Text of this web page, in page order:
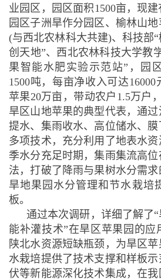
业园区，园区面积1500亩，现
园区子洲旱作分园区、榆林山
(与西北农林科大共建)、科技部
创天地”、西北农林科技大学教
果智能水肥实验示范站”，园
1500吨，每亩净收入可达
苹果20万亩，带动农户1.5万户
旱区山地苹果的典型代表，通
提水、集雨收水、高位储水、
多项技术，充分利用了地表水
季水分充足时期，集雨集流高
法，打破了降雨与果树水分需
旱地果园水分管理和节水栽培
板。
通过本次调研，详细了解了
能补灌技术”在旱区苹果园的应
陕北水资源短缺瓶颈，为旱区
水栽培提供了技术支撑和样板
伏等新能源深化技术集成，在